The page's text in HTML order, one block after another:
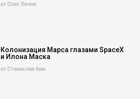
от Олег Белов
Колонизация Марса глазами SpaceX
и Илона Маска
от Станислав Ким